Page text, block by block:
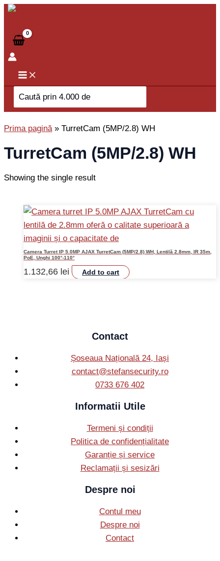
Skip
content
Search
for:
Prima pagină» TurretCam (5MP/2.8) WH
TurretCam (5MP/2.8) WH
Showing the single result
Camera Turret IP 5.0MP AJAX TurretCam (5MP/2.8) WH, Lentilă 2.8mm, IR 35m,
PoE, Unghi 100°-110°
1.132,66 lei Add to cart
Contact
Șoseaua Națională 24, Iași
contact@stefansecurity.ro
0733 676 402
Informatii Utile
Termeni și condiții
Politica de confidențialitate
Garanție și service
Reclamații și sesizări
Despre noi
Contul meu
Despre noi
Contact